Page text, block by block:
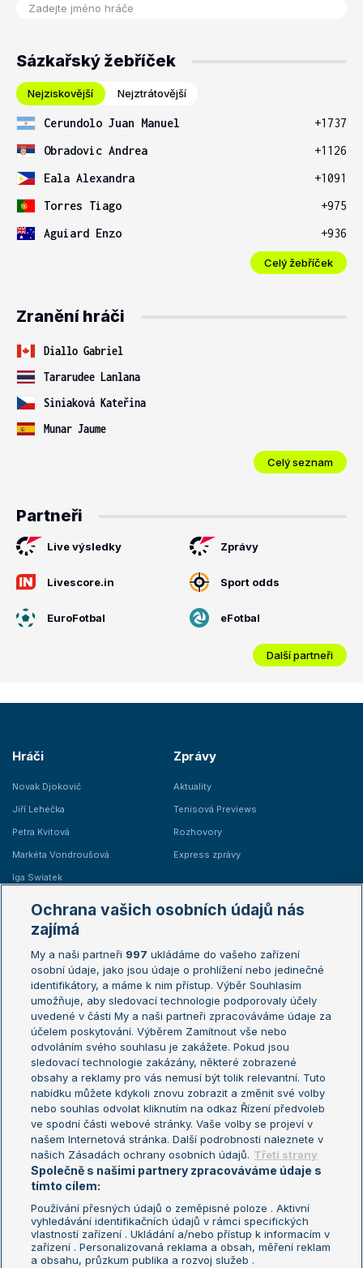
Sázkařský žebříček
Nejziskovější Nejztrátovější
Cerundolo Juan Manuel
+1737
Obradovic Andrea
+1126
Eala Alexandra
+1091
Torres Tiago
+975
Aguiard Enzo
+936
Celý žebříček
Zranění hráči
Diallo Gabriel
Tararudee Lanlana
Siniaková Kateřina
Munar Jaume
Celý seznam
Partneři
Live výsledky Zprávy
Livescore.in Sport odds
EuroFotbal eFotbal
Další partneři
Hráči
Novak Djokovič
Jiří Lehečka
Petra Kvitová
Markéta Vondroušová
Iga Swiatek
Zprávy
Aktuality
Tenisová Previews
Rozhovory
Express zprávy
Žebříčky
Žebříček ATP (muži)
Žebříček WTA (ženy)
Sázkařský žebříček
Australian Open
French Open
Wimbledon
US Open
Turnaj mistrů
Turnaj mistryň
Aktualní trendy
Fotbalové přestupy
Livesport Daily
LS Prague Open
Podmínky užití
Nastavení soukromí
GDPR a žurnalistika
Reklama
Informace o zpracování osobních
Ochrana vašich osobních údajů nás
zajímá
My a naši partneři 997 ukládáme do vašeho zařízení
osobní údaje, jako jsou údaje o prohlížení nebo jedinečné
identifikátory, a máme k nim přístup. Výběr Souhlasím
umožňuje, aby sledovací technologie podporovaly účely
uvedené v části My a naši partneři zpracováváme údaje za
účelem poskytování. Výběrem Zamítnout vše nebo
odvoláním svého souhlasu je zakážete. Pokud jsou
sledovací technologie zakázány, některé zobrazené
obsahy a reklamy pro vás nemusí být tolik relevantní. Tuto
nabídku můžete kdykoli znovu zobrazit a změnit své volby
nebo souhlas odvolat kliknutím na odkaz Řízení předvoleb
ve spodní části webové stránky. Vaše volby se projeví v
našem Internetová stránka. Další podrobnosti naleznete v
našich Zásadách ochrany osobních údajů. Třetí strany
Společně s našimi partnery zpracováváme údaje s
tímto cílem:
Používání přesných údajů o zeměpisné poloze . Aktivní
vyhledávání identifikačních údajů v rámci specifických
vlastností zařízení . Ukládání a/nebo přístup k informacím v
zařízení . Personalizovaná reklama a obsah, měření reklam
a obsahu, průzkum publika a rozvoj služeb .